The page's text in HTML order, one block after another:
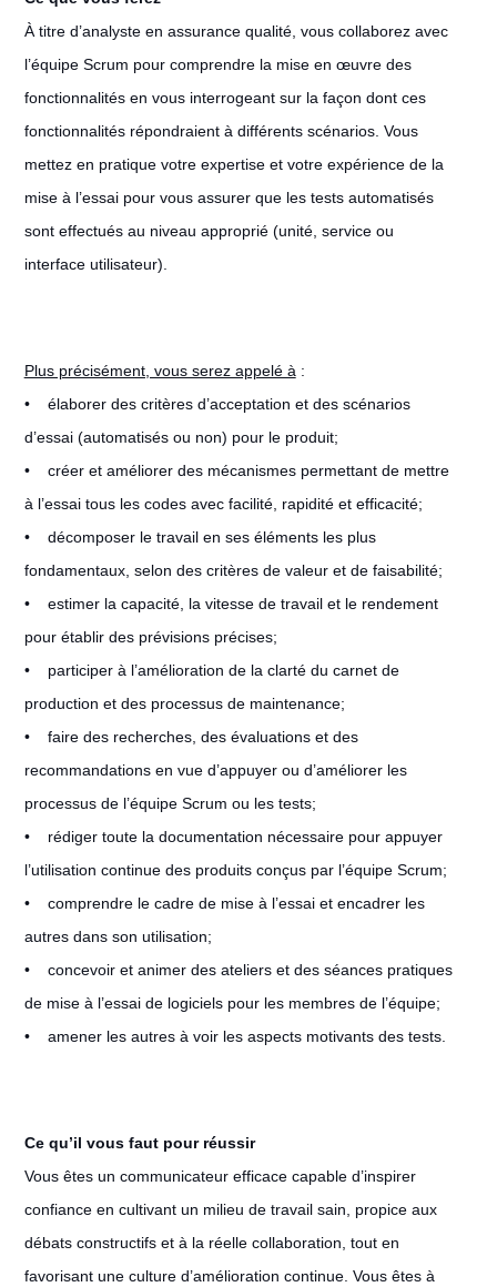
À titre d’analyste en assurance qualité, vous collaborez avec
l’équipe Scrum pour comprendre la mise en œuvre des
fonctionnalités en vous interrogeant sur la façon dont ces
fonctionnalités répondraient à différents scénarios. Vous
mettez en pratique votre expertise et votre expérience de la
mise à l’essai pour vous assurer que les tests automatisés
sont effectués au niveau approprié (unité, service ou
interface utilisateur).
Plus précisément, vous serez appelé à :
• élaborer des critères d’acceptation et des scénarios
d’essai (automatisés ou non) pour le produit;
• créer et améliorer des mécanismes permettant de mettre
à l’essai tous les codes avec facilité, rapidité et efficacité;
• décomposer le travail en ses éléments les plus
fondamentaux, selon des critères de valeur et de faisabilité;
• estimer la capacité, la vitesse de travail et le rendement
pour établir des prévisions précises;
• participer à l’amélioration de la clarté du carnet de
production et des processus de maintenance;
• faire des recherches, des évaluations et des
recommandations en vue d’appuyer ou d’améliorer les
processus de l’équipe Scrum ou les tests;
• rédiger toute la documentation nécessaire pour appuyer
l’utilisation continue des produits conçus par l’équipe Scrum;
• comprendre le cadre de mise à l’essai et encadrer les
autres dans son utilisation;
• concevoir et animer des ateliers et des séances pratiques
de mise à l’essai de logiciels pour les membres de l’équipe;
• amener les autres à voir les aspects motivants des tests.
Ce qu’il vous faut pour réussir
Vous êtes un communicateur efficace capable d’inspirer
confiance en cultivant un milieu de travail sain, propice aux
débats constructifs et à la réelle collaboration, tout en
favorisant une culture d’amélioration continue. Vous êtes à